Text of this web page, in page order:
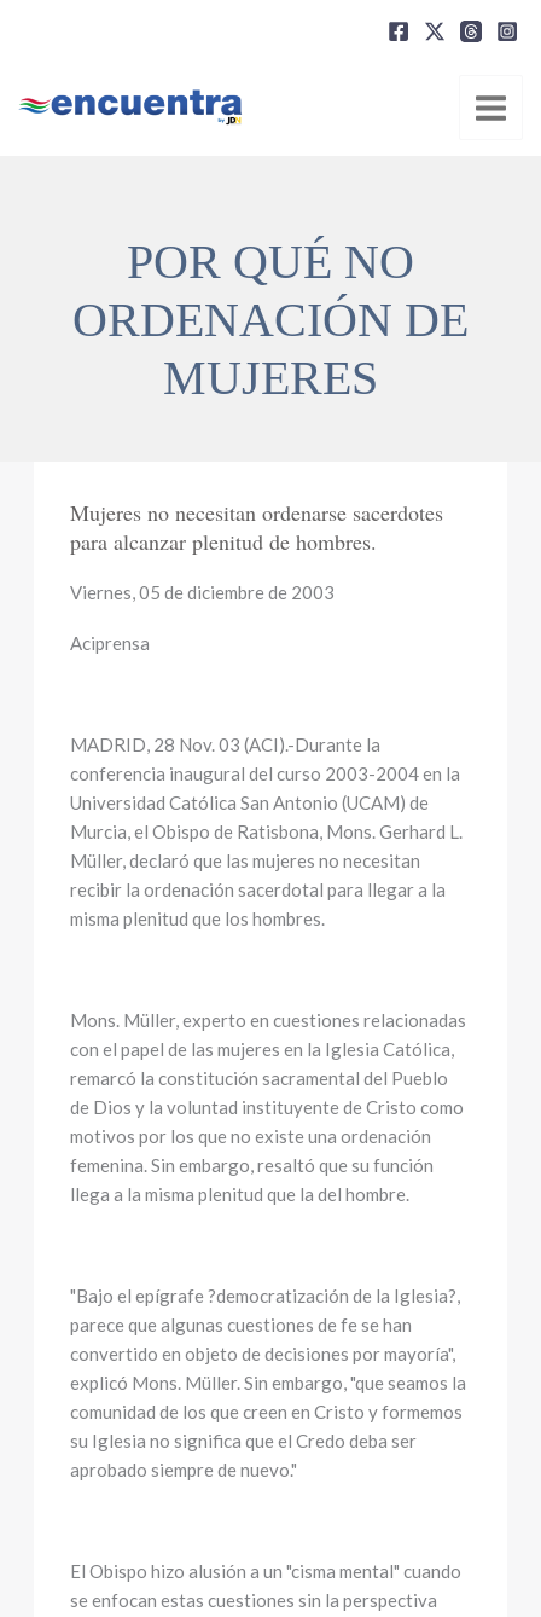
POR QUÉ NO
ORDENACIÓN DE
MUJERES
Mujeres no necesitan ordenarse sacerdotes
para alcanzar plenitud de hombres.
Viernes, 05 de diciembre de 2003
Aciprensa
MADRID, 28 Nov. 03 (ACI).-Durante la
conferencia inaugural del curso 2003-2004 en la
Universidad Católica San Antonio (UCAM) de
Murcia, el Obispo de Ratisbona, Mons. Gerhard L.
Müller, declaró que las mujeres no necesitan
recibir la ordenación sacerdotal para llegar a la
misma plenitud que los hombres.
Mons. Müller, experto en cuestiones relacionadas
con el papel de las mujeres en la Iglesia Católica,
remarcó la constitución sacramental del Pueblo
de Dios y la voluntad instituyente de Cristo como
motivos por los que no existe una ordenación
femenina. Sin embargo, resaltó que su función
llega a la misma plenitud que la del hombre.
"Bajo el epígrafe ?democratización de la Iglesia?,
parece que algunas cuestiones de fe se han
convertido en objeto de decisiones por mayoría",
explicó Mons. Müller. Sin embargo, "que seamos la
comunidad de los que creen en Cristo y formemos
su Iglesia no significa que el Credo deba ser
aprobado siempre de nuevo."
El Obispo hizo alusión a un "cisma mental" cuando
se enfocan estas cuestiones sin la perspectiva